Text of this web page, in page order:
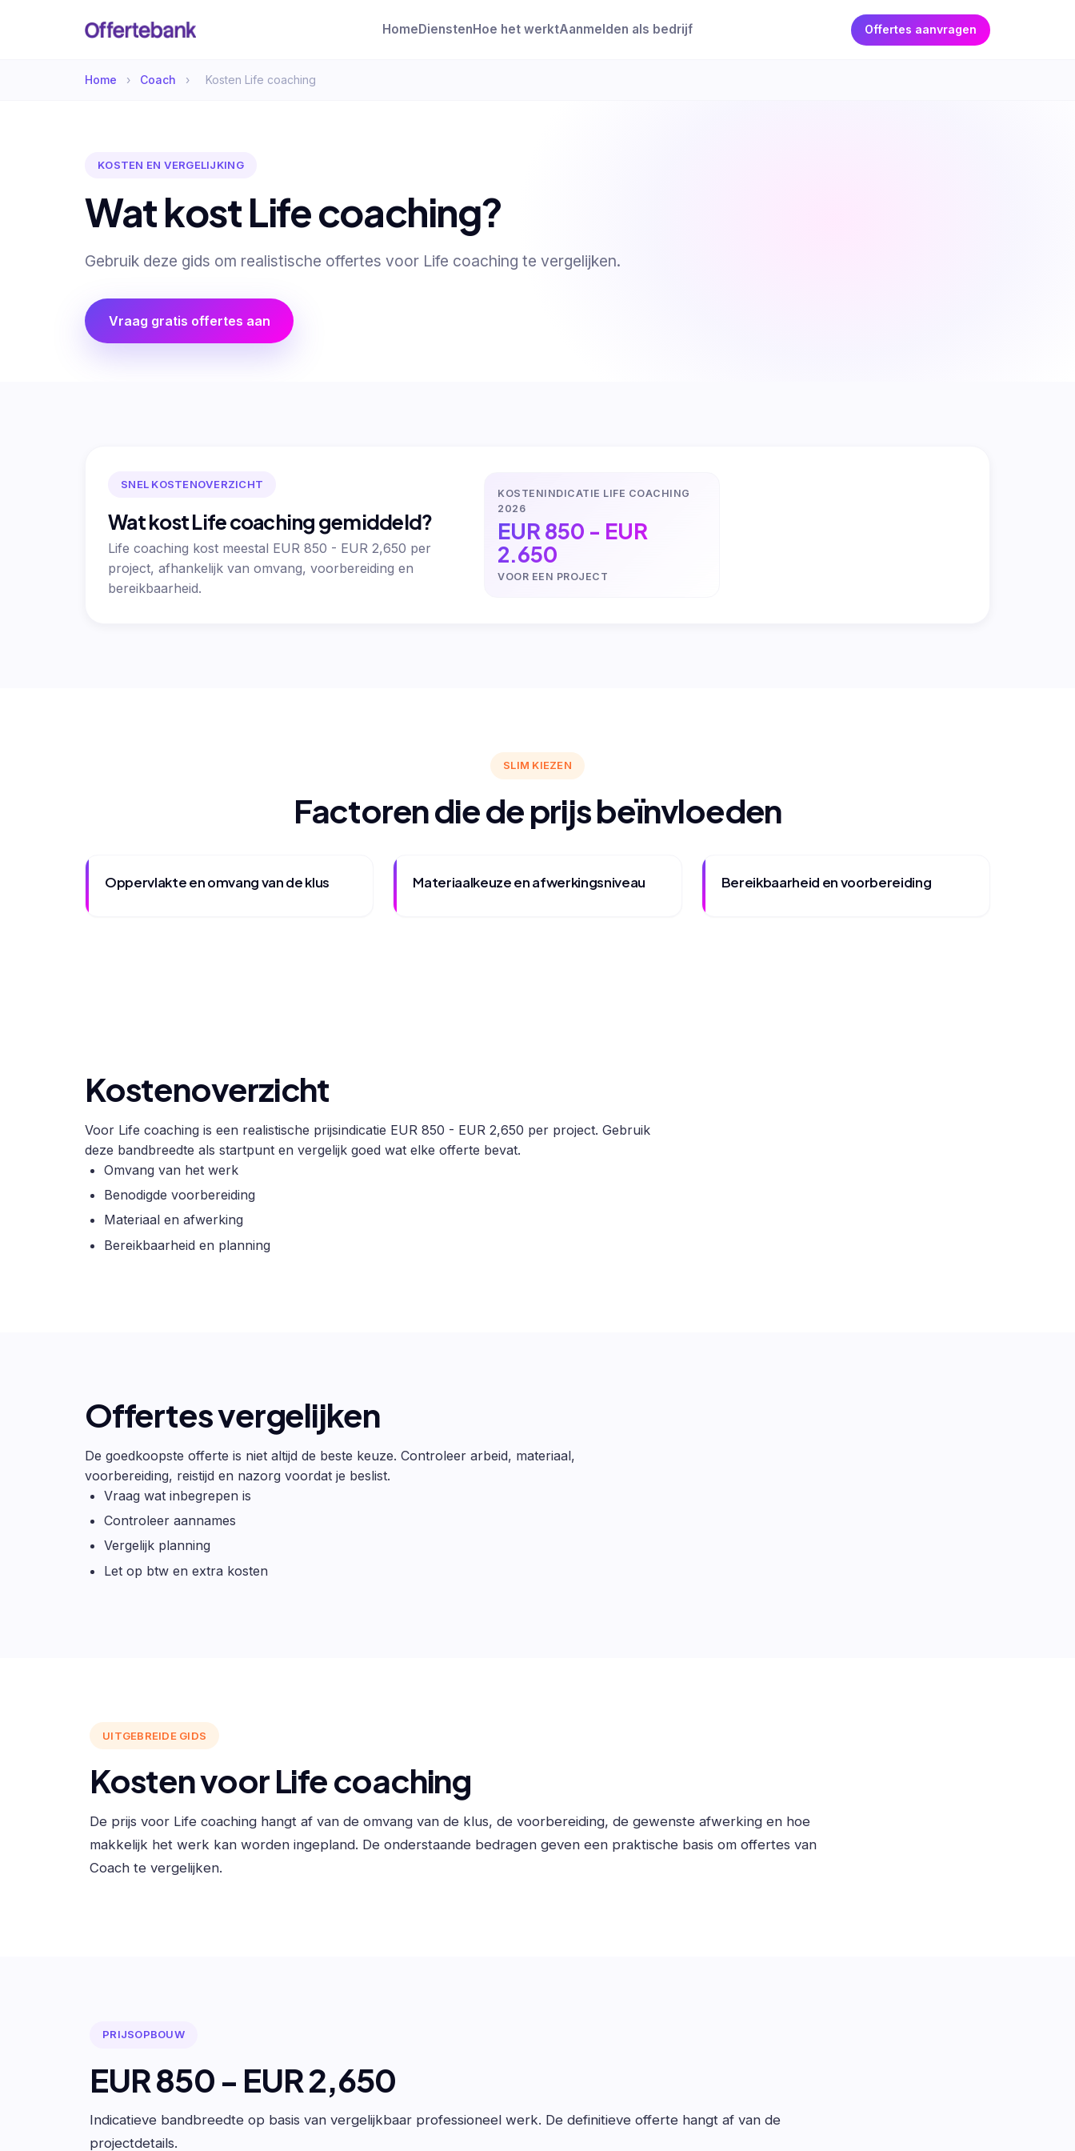
Home Diensten Hoe het werktAanmelden als bedrijf Offertes aanvragen
Home › Coach › Kosten Life coaching
KOSTEN EN VERGELIJKING
Wat kost Life coaching?
Gebruik deze gids om realistische offertes voor Life coaching te vergelijken.
Vraag gratis offertes aan
SNEL KOSTENOVERZICHT
Wat kost Life coaching gemiddeld?
Life coaching kost meestal EUR 850 - EUR 2,650 per
project, afhankelijk van omvang, voorbereiding en
bereikbaarheid.
KOSTENINDICATIE LIFE COACHING
2026
EUR 850 - EUR
2.650
VOOR EEN PROJECT
SLIM KIEZEN
Factoren die de prijs beïnvloeden
Oppervlakte en omvang van de klus Materiaalkeuze en afwerkingsniveau Bereikbaarheid en voorbereiding
Kostenoverzicht
Voor Life coaching is een realistische prijsindicatie EUR 850 - EUR 2,650 per project. Gebruik
deze bandbreedte als startpunt en vergelijk goed wat elke offerte bevat.
Omvang van het werk
Benodigde voorbereiding
Materiaal en afwerking
Bereikbaarheid en planning
Offertes vergelijken
De goedkoopste offerte is niet altijd de beste keuze. Controleer arbeid, materiaal,
voorbereiding, reistijd en nazorg voordat je beslist.
Vraag wat inbegrepen is
Controleer aannames
Vergelijk planning
Let op btw en extra kosten
UITGEBREIDE GIDS
Kosten voor Life coaching
De prijs voor Life coaching hangt af van de omvang van de klus, de voorbereiding, de gewenste afwerking en hoe
makkelijk het werk kan worden ingepland. De onderstaande bedragen geven een praktische basis om offertes van
Coach te vergelijken.
PRIJSOPBOUW
EUR 850 - EUR 2,650
Indicatieve bandbreedte op basis van vergelijkbaar professioneel werk. De definitieve offerte hangt af van de
projectdetails.